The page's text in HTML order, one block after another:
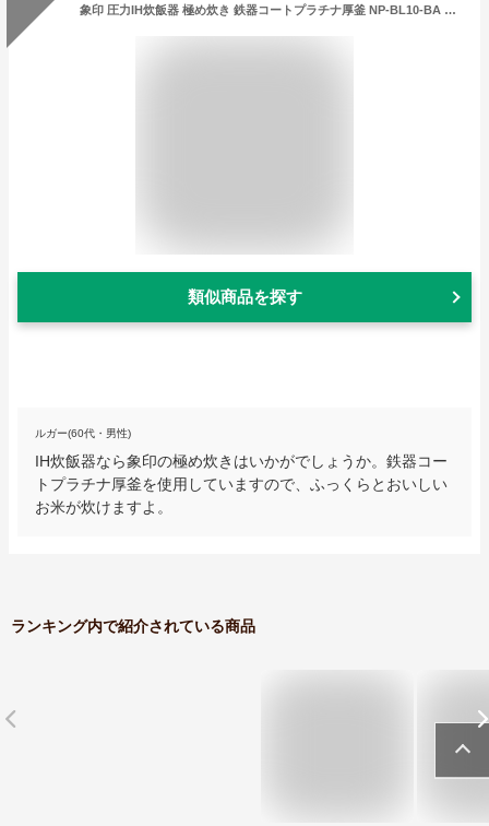
象印 圧力IH炊飯器 極め炊き 鉄器コートプラチナ厚釜 NP-BL10-BA ブラック [5.5合炊き]
類似商品を探す
ルガー(60代・男性)
IH炊飯器なら象印の極め炊きはいかがでしょうか。鉄器コー
トプラチナ厚釜を使用していますので、ふっくらとおいしい
お米が炊けますよ。
ランキング内で紹介されている商品